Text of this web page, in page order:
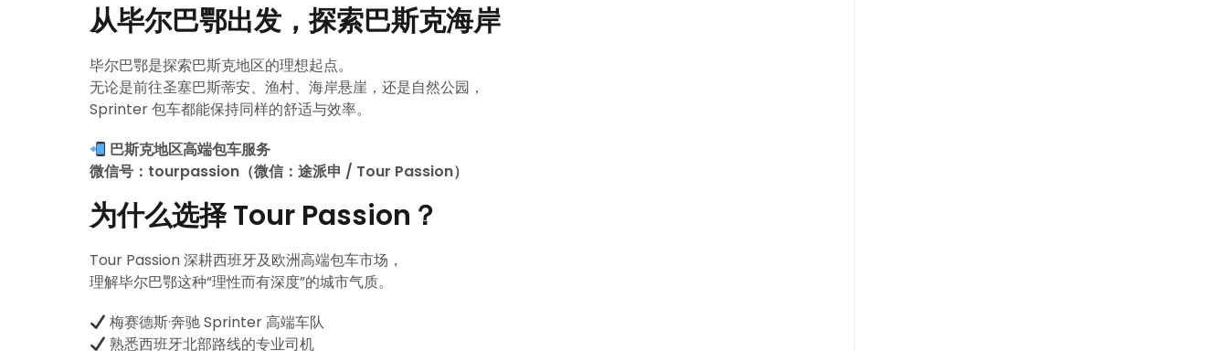
从毕尔巴鄂出发，探索巴斯克海岸
毕尔巴鄂是探索巴斯克地区的理想起点。
无论是前往圣塞巴斯蒂安、渔村、海岸悬崖，还是自然公园，
Sprinter 包车都能保持同样的舒适与效率。
巴斯克地区高端包车服务
微信号：tourpassion（微信：途派申 / Tour Passion）
为什么选择 Tour Passion？
Tour Passion 深耕西班牙及欧洲高端包车市场，
理解毕尔巴鄂这种“理性而有深度”的城市气质。
梅赛德斯·奔驰 Sprinter 高端车队
熟悉西班牙北部路线的专业司机